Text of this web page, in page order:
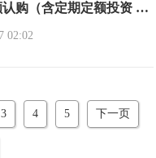
购（含定期定额投资 及
业务流程的通知
02:02
3 4 5 下一页